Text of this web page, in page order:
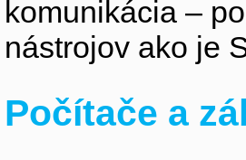
komunikácia –
nástrojov ako je
Počítače a